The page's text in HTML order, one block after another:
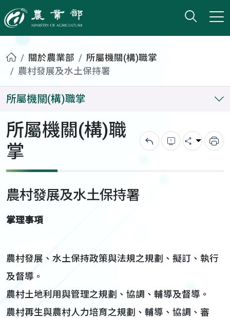
農業部
打開
小版
首頁關於農業部
所屬機關(構)職掌
農村發展及水土保持署
所屬機關(構)職掌
所屬機關(構)職
掌
回上一頁錯誤回報
分享 列
農村發展及水土保持署
掌理事項
農村發展、水土保持政策與法規之規劃、擬訂、執行
及督導。
農村土地利用與管理之規劃、協調、輔導及督導。
農村再生與農村人力培育之規劃、輔導、協調、審